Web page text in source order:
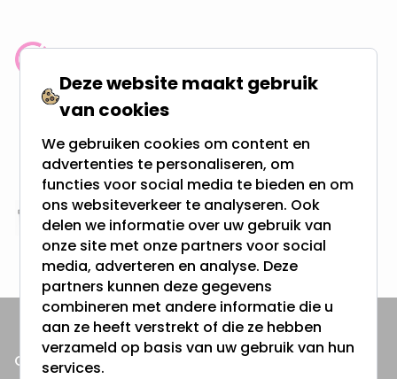
meer dan 100.000 klanten gingen u voor
Gratis verzending + snel geleverd
Vanaf EUR100,- naar NL & BE
& 100 dagen recht op retour
Altijd uit eigen voorraad
3000m2 - 60.000+ Producten
ONZE PRODUCTEN
Deze website maakt gebruik
van cookies
We gebruiken cookies om content en
advertenties te personaliseren, om
functies voor social media te bieden en om
ons websiteverkeer te analyseren. Ook
delen we informatie over uw gebruik van
onze site met onze partners voor social
media, adverteren en analyse. Deze
partners kunnen deze gegevens
combineren met andere informatie die u
aan ze heeft verstrekt of die ze hebben
verzameld op basis van uw gebruik van hun
services.